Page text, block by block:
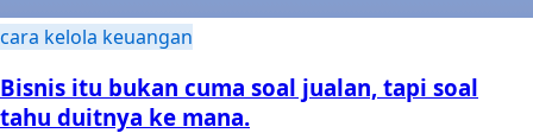
cara kelola keuangan
Bisnis itu bukan cuma soal jualan, tapi soal
tahu duitnya ke mana.